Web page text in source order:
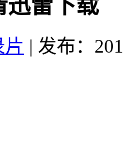
迅雷下载
片 | 发布：